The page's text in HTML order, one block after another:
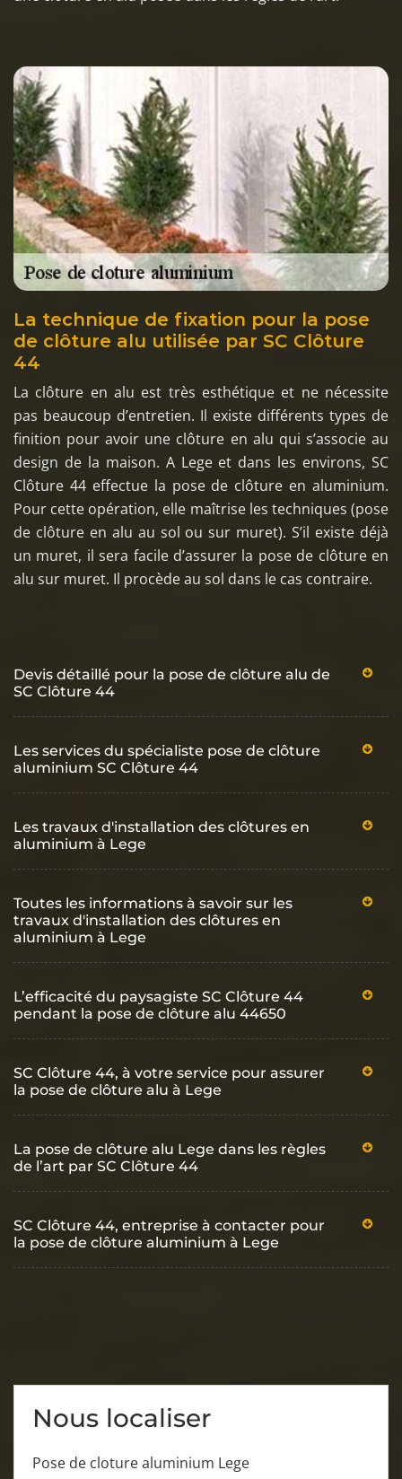
La technique de fixation pour la pose
de clôture alu utilisée par SC Clôture
44
La clôture en alu est très esthétique et ne nécessite
pas beaucoup d’entretien. Il existe différents types de
finition pour avoir une clôture en alu qui s’associe au
design de la maison. A Lege et dans les environs, SC
Clôture 44 effectue la pose de clôture en aluminium.
Pour cette opération, elle maîtrise les techniques (pose
de clôture en alu au sol ou sur muret). S’il existe déjà
un muret, il sera facile d’assurer la pose de clôture en
alu sur muret. Il procède au sol dans le cas contraire.
Devis détaillé pour la pose de clôture alu de
SC Clôture 44
Les services du spécialiste pose de clôture
aluminium SC Clôture 44
Les travaux d'installation des clôtures en
aluminium à Lege
Toutes les informations à savoir sur les
travaux d'installation des clôtures en
aluminium à Lege
L’efficacité du paysagiste SC Clôture 44
pendant la pose de clôture alu 44650
SC Clôture 44, à votre service pour assurer
la pose de clôture alu à Lege
La pose de clôture alu Lege dans les règles
de l’art par SC Clôture 44
SC Clôture 44, entreprise à contacter pour
la pose de clôture aluminium à Lege
Nous localiser
Pose de cloture aluminium Lege